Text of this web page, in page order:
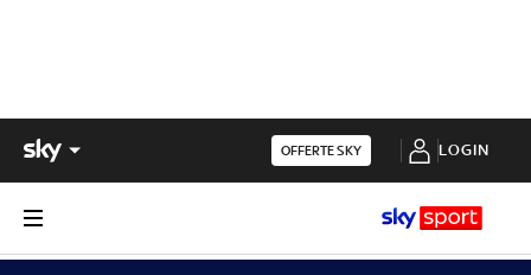
OFFERTE SKY LOGIN